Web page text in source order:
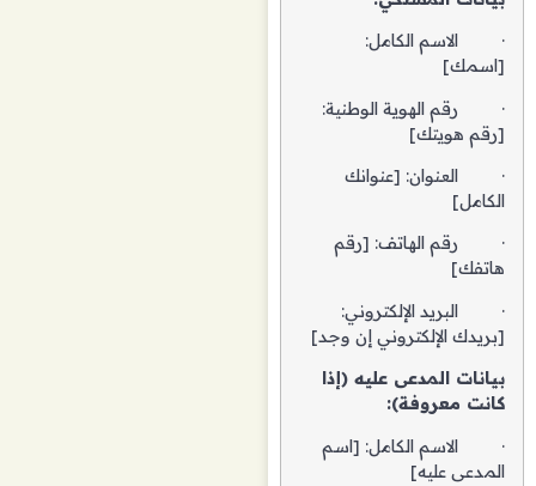
· الاسم الكامل:
[اسمك]
· رقم الهوية الوطنية:
[رقم هويتك]
· العنوان: [عنوانك
الكامل]
· رقم الهاتف: [رقم
هاتفك]
· البريد الإلكتروني:
[بريدك الإلكتروني إن وجد]
بيانات المدعى عليه (إذا
كانت معروفة):
· الاسم الكامل: [اسم
المدعى عليه]